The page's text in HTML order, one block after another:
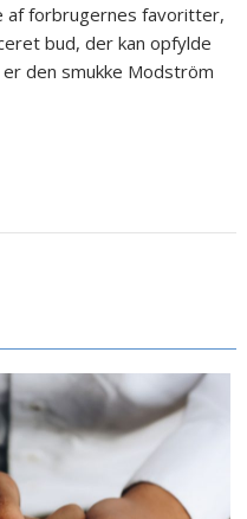
af forbrugernes favoritter,
bud, der kan opfylde
den smukke Modström